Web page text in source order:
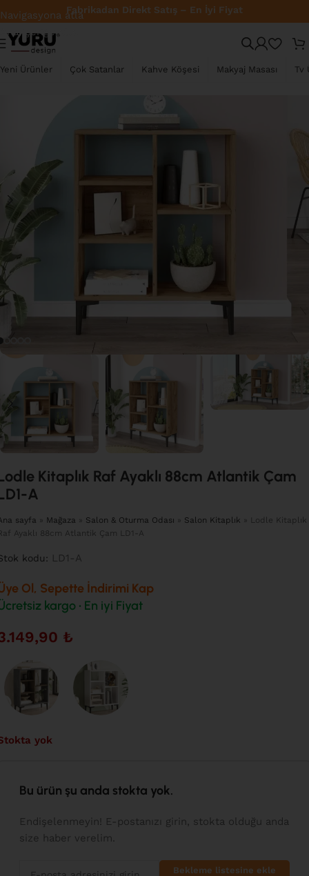
Navigasyona atla
Ana içeriğe atla
Yeni Ürünler Çok Satanlar Kahve Köşesi Makyaj Masası Tv
Kitaplık Raf Ayaklı 88cm Atlantik Çam
A
sayfa » Mağaza » Salon & Oturma Odası » Salon Kitaplık »
Lodle Kitaplık
Ayaklı 88cm Atlantik Çam LD1-A
kodu: LD1-A
Ol, Sepette İndirimi Kap
kargo • En iyi Fiyat
₺
yok
Bu ürün şu anda stokta yok.
Endişelenmeyin! E-postanızı girin, stokta olduğu anda
size haber verelim.
Bekleme listesine ekle